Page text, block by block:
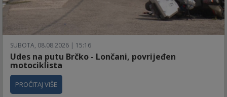
SUBOTA, 08.08.2026 | 15:16
Udes na putu Brčko - Lončani, povrijeđen
motociklista
PROČITAJ VIŠE